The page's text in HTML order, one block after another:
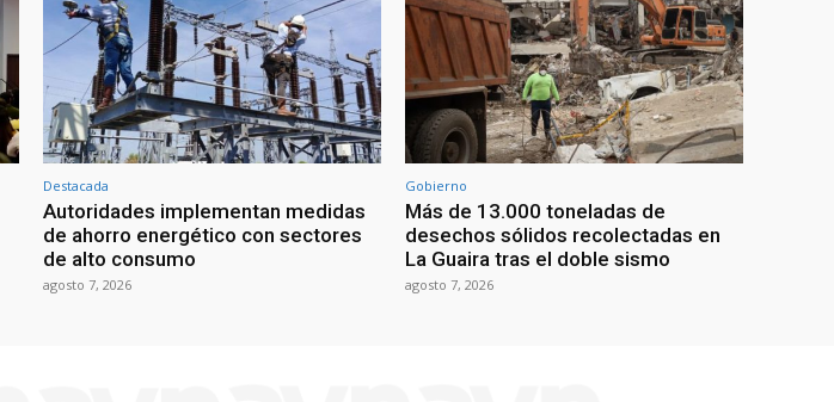
Destacada
Autoridades implementan medidas
de ahorro energético con sectores
de alto consumo
agosto 7, 2026
Gobierno
Más de 13.000 toneladas de
desechos sólidos recolectadas en
La Guaira tras el doble sismo
agosto 7, 2026